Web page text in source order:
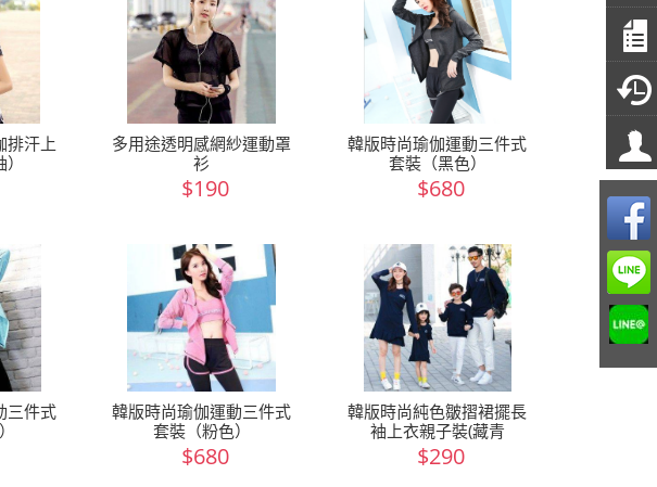
排汗上
多用途透明感網紗運動罩
衫
$190
韓版時尚瑜伽運動三件式
套裝（黑色）
$680
三件式
韓版時尚瑜伽運動三件式
套裝（粉色）
$680
韓版時尚純色皺摺裙擺長
袖上衣親子裝(藏青
$290